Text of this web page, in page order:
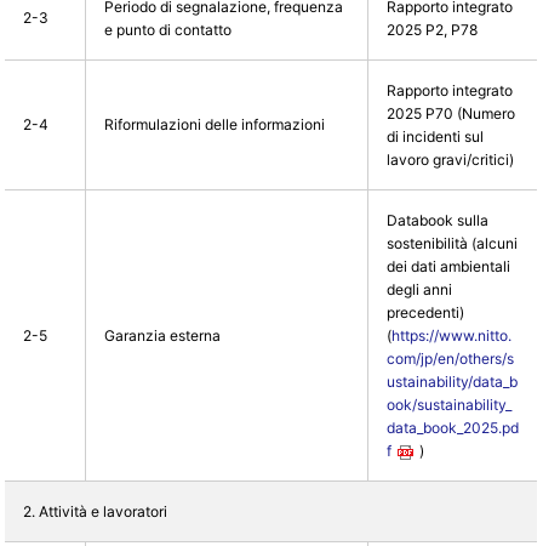
2-3
Periodo di segnalazione, frequenza
e punto di contatto
Rapporto integrato
2025 P2, P78
2-4 Riformulazioni delle informazioni
Rapporto integrato
2025 P70 (Numero
di incidenti sul
lavoro gravi/critici)
2-5 Garanzia esterna
Databook sulla
sostenibilità (alcuni
dei dati ambientali
degli anni
precedenti)
(https://www.nitto.
com/jp/en/others/s
ustainability/data_b
ook/sustainability_
data_book_2025.pd
f
)
2. Attività e lavoratori